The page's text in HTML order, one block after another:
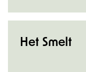
Het Smelt